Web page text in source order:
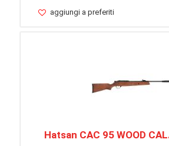
aggiungi a preferiti
Hatsan CAC 95 WOOD